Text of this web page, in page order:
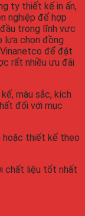
ty thiết kế in ấn,
nghiệp để hợp
trong lĩnh vực
lựa chọn đồng
để đặt
rất nhiều ưu đãi
màu sắc, kích
đối với mục
hoặc thiết kế theo
chất liệu tốt nhất